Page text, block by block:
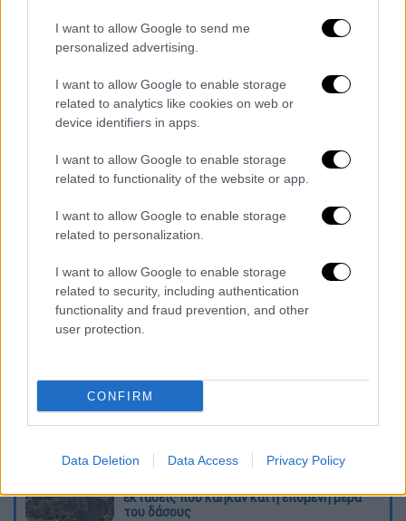
I want to allow Google to send me
personalized advertising.
I want to allow Google to enable storage
related to analytics like cookies on web or
device identifiers in apps.
I want to allow Google to enable storage
related to functionality of the website or app.
I want to allow Google to enable storage
related to personalization.
I want to allow Google to enable storage
related to security, including authentication
functionality and fraud prevention, and other
user protection.
CONFIRM
Data Deletion Data Access Privacy Policy
ΗΣΑΠ), ΝΑΤ, ΕΤΑΤ και ΕΤΑΠ-ΜΜΕ]
καθώς και οι κύριες και οι επικουρικές
συντάξεις του Δημοσίου.
Τα σχολιά σας δημοσιεύονται άμεσα με δική σας ευθύνη. Το
ΕΘΝΟΣ θα παρεμβαίνει και τα προσβλητικά σχόλια θα
διαγράφονται
Διαβάστε ακόμη
Η «ακτινογραφία» της καταστροφής από
εκτάσεις που κάηκαν και η επόμενη μέρα
του δάσους